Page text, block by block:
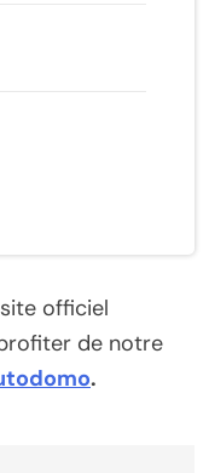
officiel
de notre
.